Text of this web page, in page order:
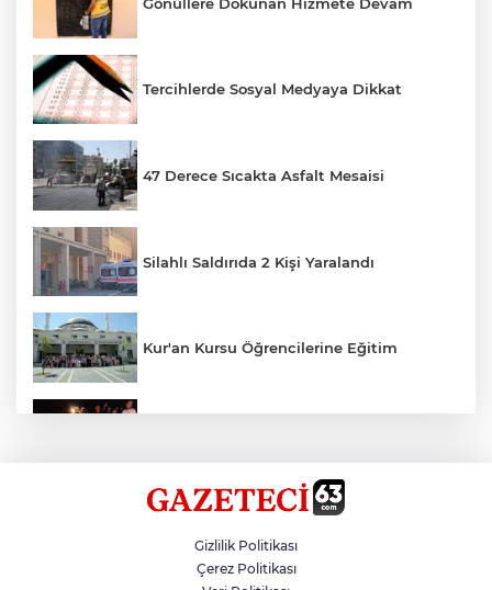
Tercihlerde Sosyal Medyaya Dikkat
47 Derece Sıcakta Asfalt Mesaisi
Silahlı Saldırıda 2 Kişi Yaralandı
Kur'an Kursu Öğrencilerine Eğitim
Siverek’te Mahmut Gülel Dönemi
Gizlilik Politikası
Çerez Politikası